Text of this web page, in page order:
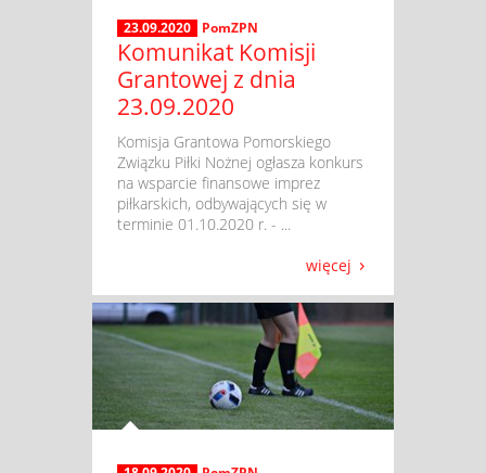
23.09.2020 PomZPN
Komunikat Komisji
Grantowej z dnia
23.09.2020
​ Komisja Grantowa Pomorskiego
Związku Piłki Nożnej ogłasza konkurs
na wsparcie finansowe imprez
piłkarskich, odbywających się w
terminie 01.10.2020 r. - ...
więcej